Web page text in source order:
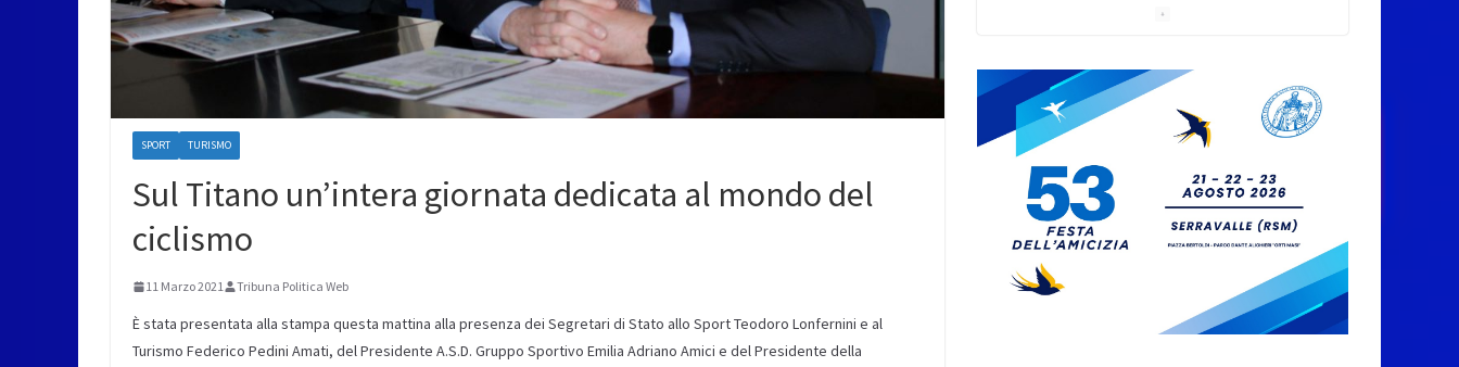
SPORT TURISMO
Sul Titano un’intera giornata dedicata al mondo del
ciclismo
11 Marzo 2021 Tribuna Politica Web
È stata presentata alla stampa questa mattina alla presenza dei Segretari di Stato allo Sport Teodoro Lonfernini e al
Turismo Federico Pedini Amati, del Presidente A.S.D. Gruppo Sportivo Emilia Adriano Amici e del Presidente della
verso l’ora del
tramonto. I luoghi del
territorio dove si potrà
ammirare
7 Agosto 2026
San Marino, stop agli
abbruciamenti di
residui agricoli e
vegetali fino al 15
settembre. Previste